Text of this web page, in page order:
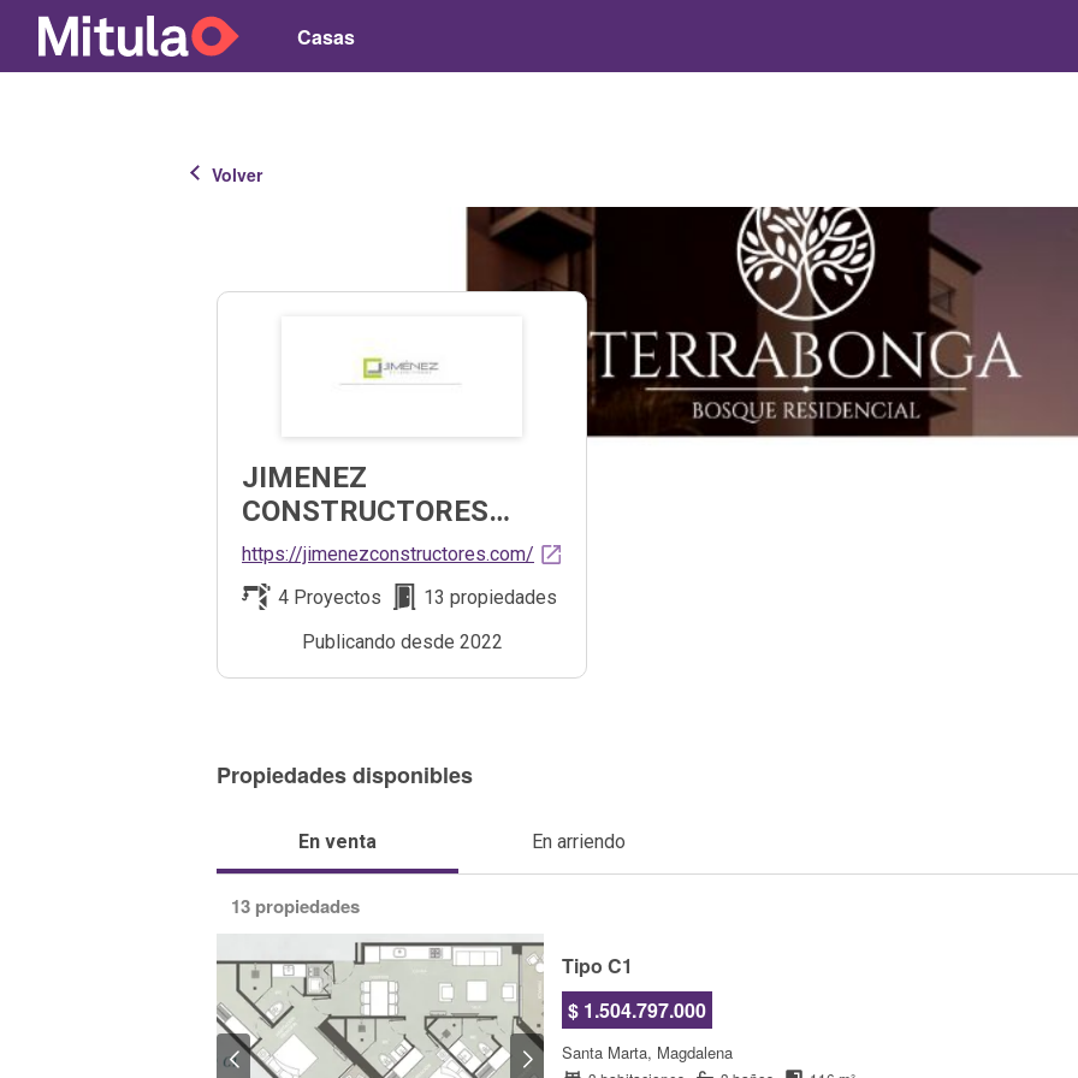
Casas
Volver
JIMENEZ
CONSTRUCTORES
S.A.S
https://jimenezconstructores.com/
4 Proyectos
13 propiedades
Publicando desde 2022
Propiedades disponibles
En venta En arriendo
13 propiedades
Tipo C1
$ 1.504.797.000
Santa Marta, Magdalena